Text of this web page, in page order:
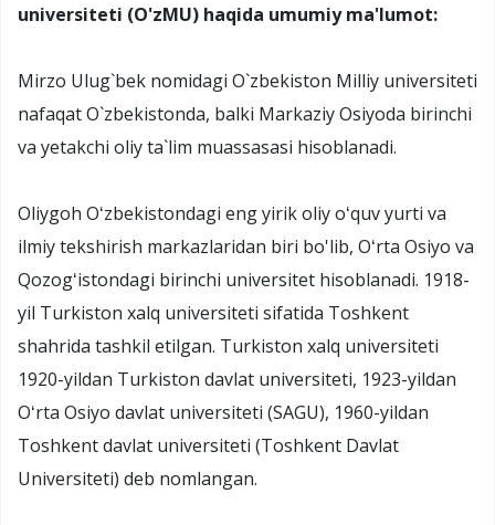
universiteti (O'zMU) haqida umumiy ma'lumot:
Mirzo Ulug`bek nomidagi O`zbekiston Milliy universiteti
nafaqat O`zbekistonda, balki Markaziy Osiyoda birinchi
va yetakchi oliy ta`lim muassasasi hisoblanadi.
Oliygoh Oʻzbekistondagi eng yirik oliy oʻquv yurti va
ilmiy tekshirish markazlaridan biri bo'lib, Oʻrta Osiyo va
Qozogʻistondagi birinchi universitet hisoblanadi. 1918-
yil Turkiston xalq universiteti sifatida Toshkent
shahrida tashkil etilgan. Turkiston xalq universiteti
1920-yildan Turkiston davlat universiteti, 1923-yildan
Oʻrta Osiyo davlat universiteti (SAGU), 1960-yildan
Toshkent davlat universiteti (Toshkent Davlat
Universiteti) deb nomlangan.